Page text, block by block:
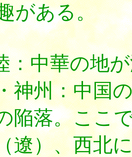
がある。
：中華の地
州：中国
陥落。ここ
遼）、西北